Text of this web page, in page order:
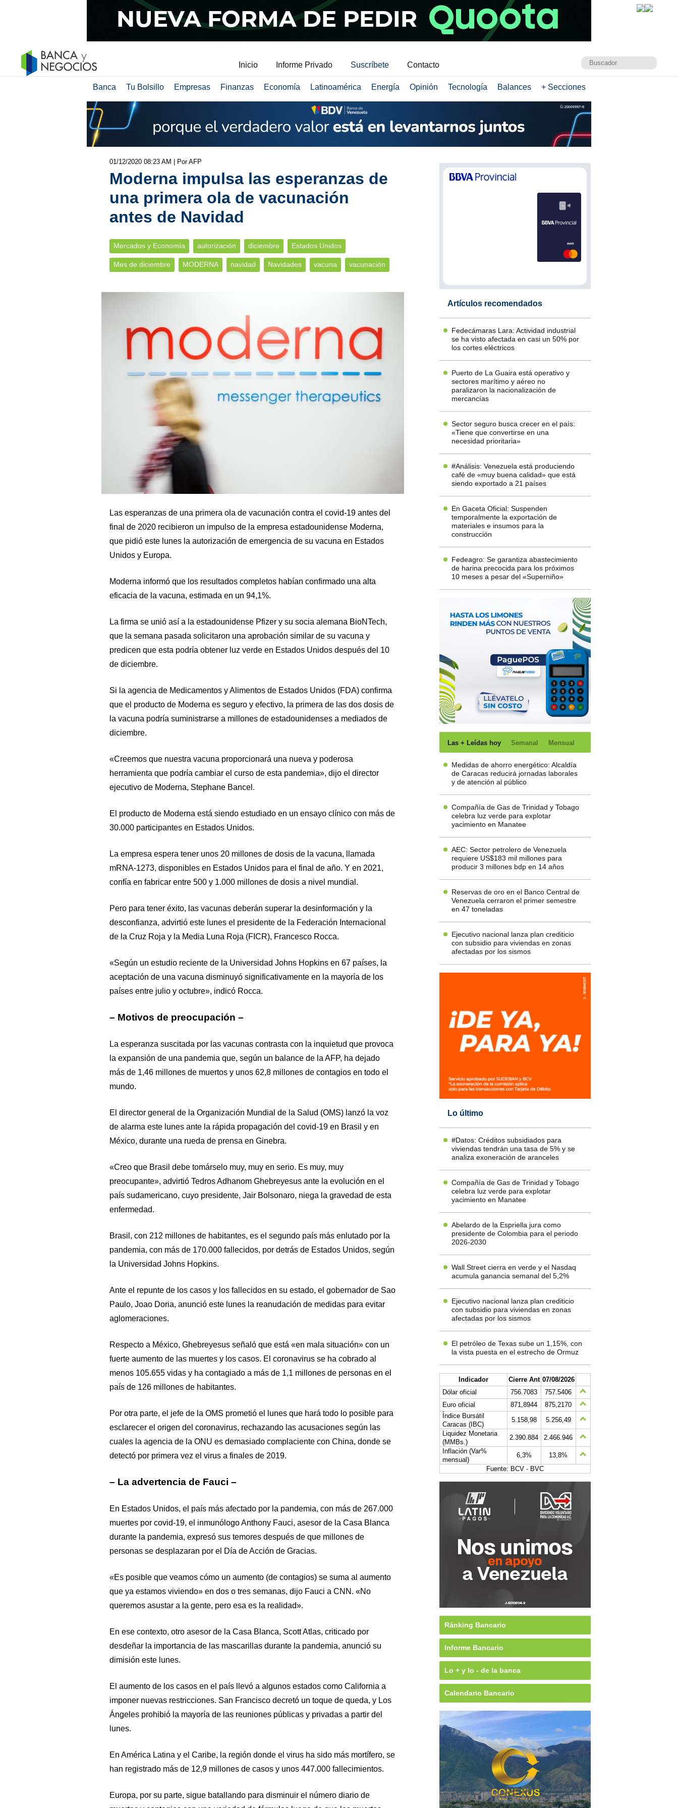
Inicio Informe Privado Suscríbete Contacto
Banca Tu Bolsillo Empresas Finanzas Economía Latinoamérica Energía Opinión Tecnología Balances + Secciones
01/12/2020 08:23 AM | Por AFP
Moderna impulsa las esperanzas de
una primera ola de vacunación
antes de Navidad
Mercados y Economía autorización diciembre Estados Unidos
Mes de diciembre MODERNA navidad Navidades vacuna vacunación
Las esperanzas de una primera ola de vacunación contra el covid-19 antes del
final de 2020 recibieron un impulso de la empresa estadounidense Moderna,
que pidió este lunes la autorización de emergencia de su vacuna en Estados
Unidos y Europa.
Moderna informó que los resultados completos habían confirmado una alta
eficacia de la vacuna, estimada en un 94,1%.
La firma se unió así a la estadounidense Pfizer y su socia alemana BioNTech,
que la semana pasada solicitaron una aprobación similar de su vacuna y
predicen que esta podría obtener luz verde en Estados Unidos después del 10
de diciembre.
Si la agencia de Medicamentos y Alimentos de Estados Unidos (FDA) confirma
que el producto de Moderna es seguro y efectivo, la primera de las dos dosis de
la vacuna podría suministrarse a millones de estadounidenses a mediados de
diciembre.
«Creemos que nuestra vacuna proporcionará una nueva y poderosa
herramienta que podría cambiar el curso de esta pandemia», dijo el director
ejecutivo de Moderna, Stephane Bancel.
El producto de Moderna está siendo estudiado en un ensayo clínico con más de
30.000 participantes en Estados Unidos.
La empresa espera tener unos 20 millones de dosis de la vacuna, llamada
mRNA-1273, disponibles en Estados Unidos para el final de año. Y en 2021,
confía en fabricar entre 500 y 1.000 millones de dosis a nivel mundial.
Pero para tener éxito, las vacunas deberán superar la desinformación y la
desconfianza, advirtió este lunes el presidente de la Federación Internacional
de la Cruz Roja y la Media Luna Roja (FICR), Francesco Rocca.
«Según un estudio reciente de la Universidad Johns Hopkins en 67 países, la
aceptación de una vacuna disminuyó significativamente en la mayoría de los
países entre julio y octubre», indicó Rocca.
– Motivos de preocupación –
La esperanza suscitada por las vacunas contrasta con la inquietud que provoca
la expansión de una pandemia que, según un balance de la AFP, ha dejado
más de 1,46 millones de muertos y unos 62,8 millones de contagios en todo el
mundo.
El director general de la Organización Mundial de la Salud (OMS) lanzó la voz
de alarma este lunes ante la rápida propagación del covid-19 en Brasil y en
México, durante una rueda de prensa en Ginebra.
«Creo que Brasil debe tomárselo muy, muy en serio. Es muy, muy
preocupante», advirtió Tedros Adhanom Ghebreyesus ante la evolución en el
país sudamericano, cuyo presidente, Jair Bolsonaro, niega la gravedad de esta
enfermedad.
Brasil, con 212 millones de habitantes, es el segundo país más enlutado por la
pandemia, con más de 170.000 fallecidos, por detrás de Estados Unidos, según
la Universidad Johns Hopkins.
Ante el repunte de los casos y los fallecidos en su estado, el gobernador de Sao
Paulo, Joao Doria, anunció este lunes la reanudación de medidas para evitar
aglomeraciones.
Respecto a México, Ghebreyesus señaló que está «en mala situación» con un
fuerte aumento de las muertes y los casos. El coronavirus se ha cobrado al
menos 105.655 vidas y ha contagiado a más de 1,1 millones de personas en el
país de 126 millones de habitantes.
Por otra parte, el jefe de la OMS prometió el lunes que hará todo lo posible para
esclarecer el origen del coronavirus, rechazando las acusaciones según las
cuales la agencia de la ONU es demasiado complaciente con China, donde se
detectó por primera vez el virus a finales de 2019.
– La advertencia de Fauci –
En Estados Unidos, el país más afectado por la pandemia, con más de 267.000
muertes por covid-19, el inmunólogo Anthony Fauci, asesor de la Casa Blanca
durante la pandemia, expresó sus temores después de que millones de
personas se desplazaran por el Día de Acción de Gracias.
«Es posible que veamos cómo un aumento (de contagios) se suma al aumento
que ya estamos viviendo» en dos o tres semanas, dijo Fauci a CNN. «No
queremos asustar a la gente, pero esa es la realidad».
En ese contexto, otro asesor de la Casa Blanca, Scott Atlas, criticado por
desdeñar la importancia de las mascarillas durante la pandemia, anunció su
dimisión este lunes.
El aumento de los casos en el país llevó a algunos estados como California a
imponer nuevas restricciones. San Francisco decretó un toque de queda, y Los
Ángeles prohibió la mayoría de las reuniones públicas y privadas a partir del
lunes.
En América Latina y el Caribe, la región donde el virus ha sido más mortífero, se
han registrado más de 12,9 millones de casos y unos 447.000 fallecimientos.
Europa, por su parte, sigue batallando para disminuir el número diario de
Artículos recomendados
Fedecámaras Lara: Actividad industrial
se ha visto afectada en casi un 50% por
los cortes eléctricos
Puerto de La Guaira está operativo y
sectores marítimo y aéreo no
paralizaron la nacionalización de
mercancías
Sector seguro busca crecer en el país:
«Tiene que convertirse en una
necesidad prioritaria»
#Análisis: Venezuela está produciendo
café de «muy buena calidad» que está
siendo exportado a 21 países
En Gaceta Oficial: Suspenden
temporalmente la exportación de
materiales e insumos para la
construcción
Fedeagro: Se garantiza abastecimiento
de harina precocida para los próximos
10 meses a pesar del «Superniño»
Las + Leídas hoy Semanal Mensual
Medidas de ahorro energético: Alcaldía
de Caracas reducirá jornadas laborales
y de atención al público
Compañía de Gas de Trinidad y Tobago
celebra luz verde para explotar
yacimiento en Manatee
AEC: Sector petrolero de Venezuela
requiere US$183 mil millones para
producir 3 millones bdp en 14 años
Reservas de oro en el Banco Central de
Venezuela cerraron el primer semestre
en 47 toneladas
Ejecutivo nacional lanza plan crediticio
con subsidio para viviendas en zonas
afectadas por los sismos
Lo último
#Datos: Créditos subsidiados para
viviendas tendrán una tasa de 5% y se
analiza exoneración de aranceles
Compañía de Gas de Trinidad y Tobago
celebra luz verde para explotar
yacimiento en Manatee
Abelardo de la Espriella jura como
presidente de Colombia para el periodo
2026-2030
Wall Street cierra en verde y el Nasdaq
acumula ganancia semanal del 5,2%
Ejecutivo nacional lanza plan crediticio
con subsidio para viviendas en zonas
afectadas por los sismos
El petróleo de Texas sube un 1,15%, con
la vista puesta en el estrecho de Ormuz
Indicador Cierre Ant 07/08/2026
Dólar oficial
756.7083
757.5406
Euro oficial
871,8944
875,2170
Índice Bursátil
Caracas (IBC)
5.158,98
5.256,49
Liquidez Monetaria
(MMBs.)
2.390.884
2.466.946
Inflación (Var%
mensual)
6,3%
13,8%
Fuente: BCV - BVC
Ránking Bancario
Informe Bancario
Lo + y lo - de la banca
Calendario Bancario